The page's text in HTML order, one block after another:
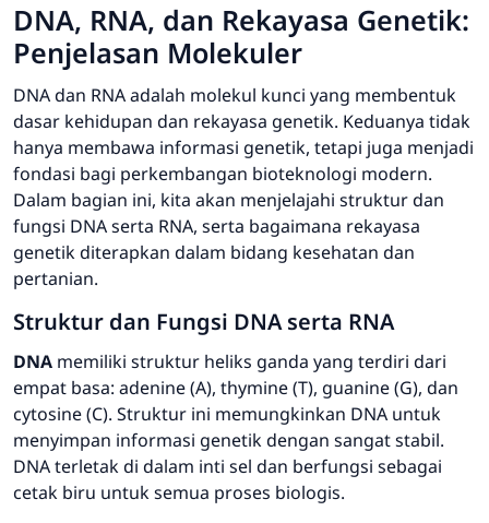
DNA, RNA, dan Rekayasa Genetik:
Penjelasan Molekuler
DNA dan RNA adalah molekul kunci yang membentuk
dasar kehidupan dan rekayasa genetik. Keduanya tidak
hanya membawa informasi genetik, tetapi juga menjadi
fondasi bagi perkembangan bioteknologi modern.
Dalam bagian ini, kita akan menjelajahi struktur dan
fungsi DNA serta RNA, serta bagaimana rekayasa
genetik diterapkan dalam bidang kesehatan dan
pertanian.
Struktur dan Fungsi DNA serta RNA
DNA memiliki struktur heliks ganda yang terdiri dari
empat basa: adenine (A), thymine (T), guanine (G), dan
cytosine (C). Struktur ini memungkinkan DNA untuk
menyimpan informasi genetik dengan sangat stabil.
DNA terletak di dalam inti sel dan berfungsi sebagai
cetak biru untuk semua proses biologis.